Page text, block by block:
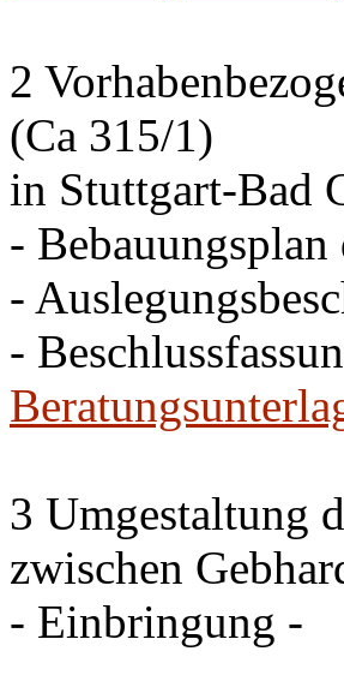
2
(Ca 315/1)
in Stuttgart-Bad
-
-
-
3 Umgestaltung
zwischen
- Einbringung -